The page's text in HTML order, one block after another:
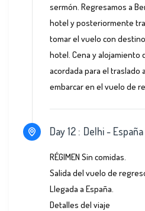
sermón. Regresamos a
hotel y posteriormente
tomar el vuelo con
hotel. Cena y alojamiento
acordada para el traslado
embarcar en el vuelo de
Day 12 : Delhi - España
RÉGIMEN Sin comidas.
Salida del vuelo de
Llegada a España.
Detalles del viaje